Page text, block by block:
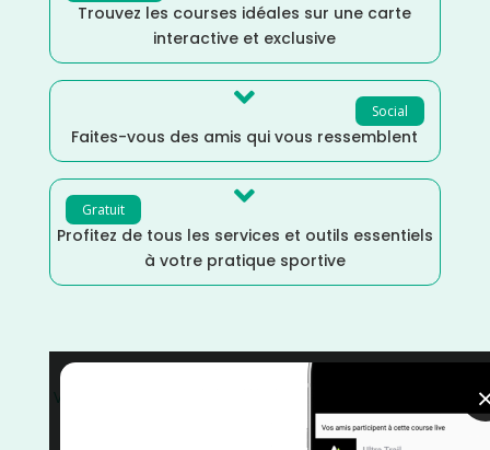
Trouvez les courses idéales sur une carte
interactive et exclusive
Social

Faites-vous des amis qui vous ressemblent
Gratuit 
Profitez de tous les services et outils essentiels
à votre pratique sportive
Vélo tout terrain
Dénivelé Moyen/